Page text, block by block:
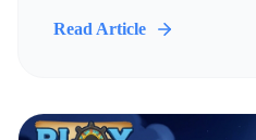
Read Article